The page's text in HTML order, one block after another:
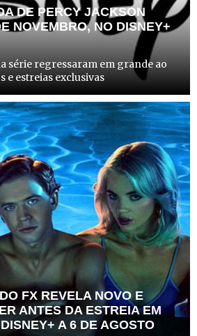
DE PERCY JACKSON
NOVEMBRO, NO DISNEY+
série regressaram em grande ao
e estreias exclusivas
FX REVELA NOVO E
ANTES DA ESTREIA EM
A 6 DE AGOSTO